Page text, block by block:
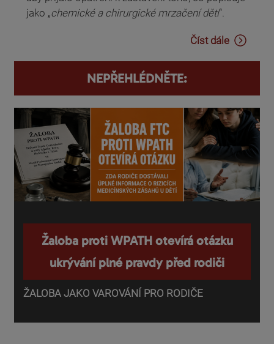
jako „chemické a chirurgické mrzačení dětí“.
Číst dále
NEPŘEHLÉDNĚTE:
Žaloba proti WPATH otevírá otázku
ukrývání plné pravdy před rodiči
ŽALOBA JAKO VAROVÁNÍ PRO RODIČE